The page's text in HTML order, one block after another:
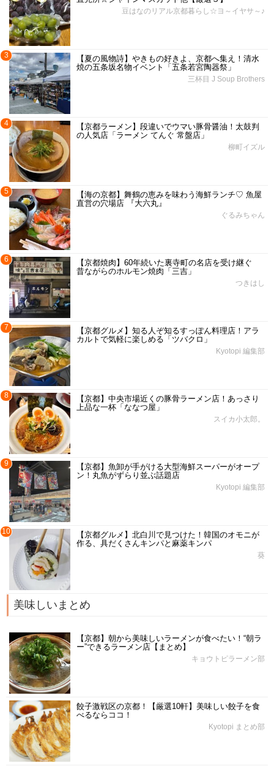
豆はなのリアル京都暮らし☆ヨ～イヤサ～♪
3
【夏の風物詩】やきもの好きよ、京都へ集え！清水
焼の五条坂名物イベント「五条若宮陶器祭」
三杯目 J Soup Brothers
4
【京都ラーメン】段違いでウマい豚骨醤油！太鼓判
の人気店「ラーメン てんぐ 常盤店」
柳町イズル
5
【海の京都】舞鶴の恵みを味わう海鮮ランチ♡ 魚屋
直営の穴場店 『大六丸』
ぐるみちゃん
6
【京都焼肉】60年続いた裏寺町の名店を受け継ぐ
昔ながらのホルモン焼肉「三吉」
つきはし
7
【京都グルメ】知る人ぞ知るすっぽん料理店！アラ
カルトで気軽に楽しめる「ツバクロ」
Kyotopi 編集部
8
【京都】中央市場近くの豚骨ラーメン店！あっさり
上品な一杯「ななつ屋」
スイカ小太郎。
9
【京都】魚卸が手がける大型海鮮スーパーがオープ
ン！丸魚がずらり並ぶ話題店
Kyotopi 編集部
10
【京都グルメ】北白川で見つけた！韓国のオモニが
作る、具だくさんキンパと麻薬キンパ
葵
美味しいまとめ
【京都】朝から美味しいラーメンが食べたい！“朝ラ
ー”できるラーメン店【まとめ】
キョウトピラーメン部
餃子激戦区の京都！【厳選10軒】美味しい餃子を食
べるならココ！
Kyotopi まとめ部